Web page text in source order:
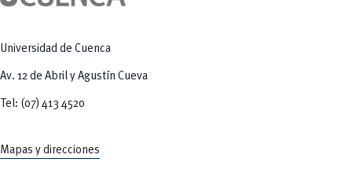
Universidad de Cuenca
Av. 12 de Abril y Agustín Cueva
Tel: (07) 413 4520
Mapas y direcciones